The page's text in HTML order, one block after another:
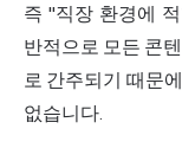
즉 "직장 환경에
반적으로 모든 콘
로 간주되기 때문
없습니다.